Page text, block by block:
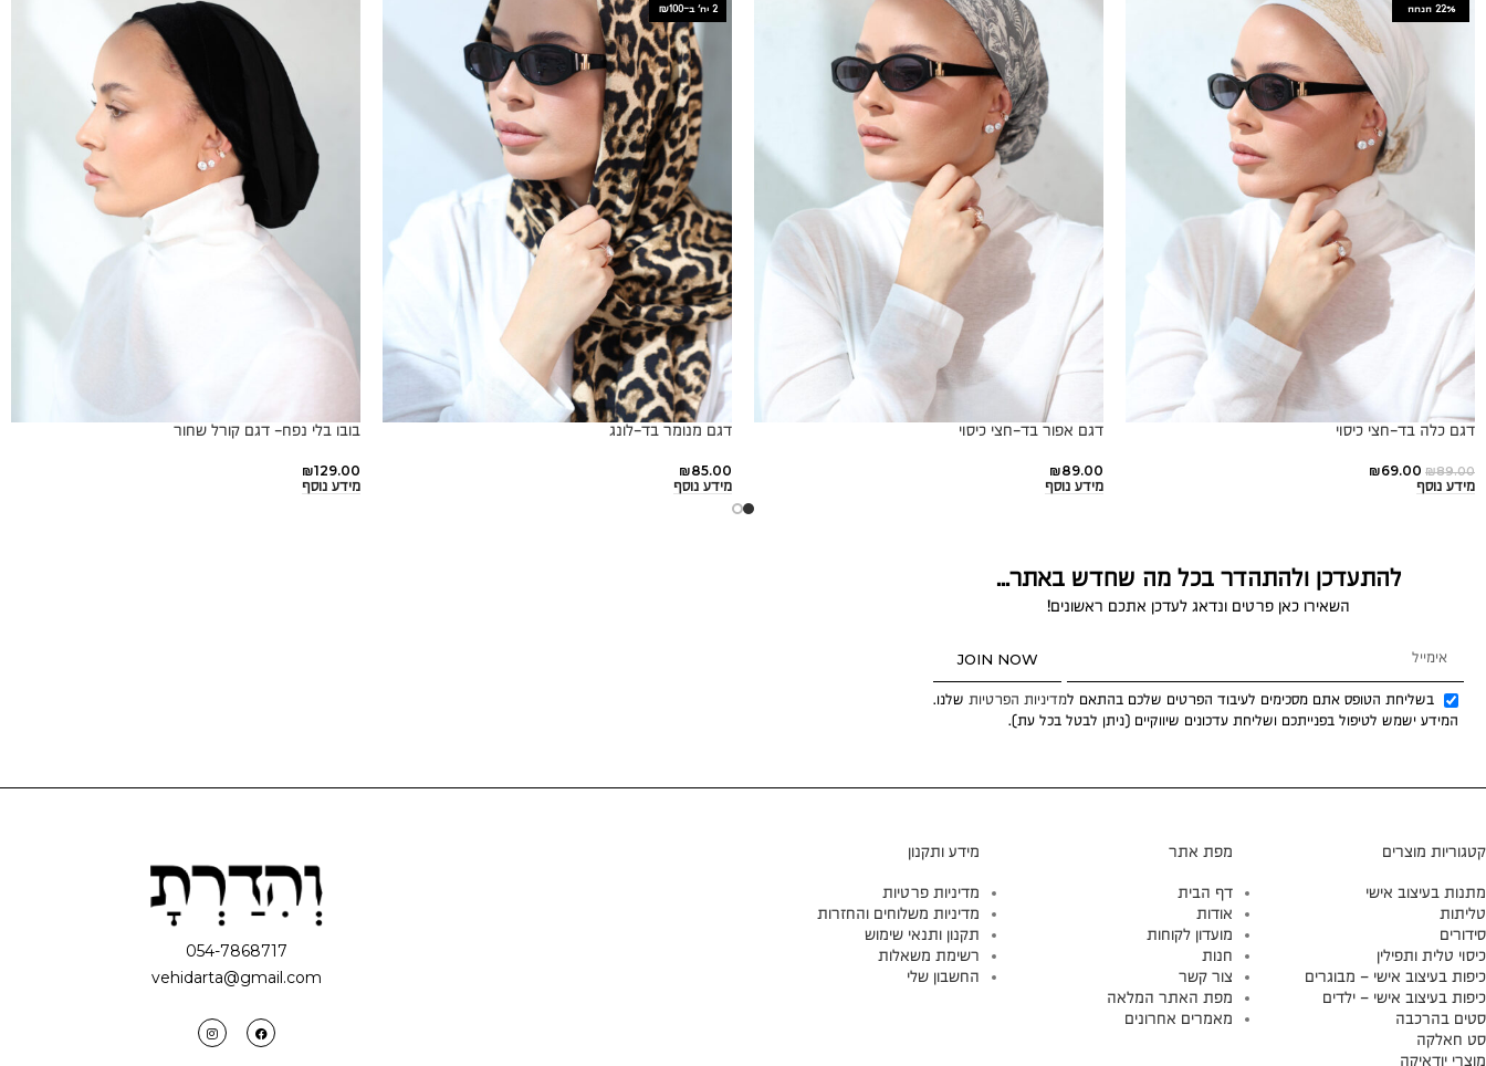
22% הנחה
דגם כלה בד-חצי כיסוי
₪89.00
₪69.00
מידע נוסף
דגם אפור בד-חצי כיסוי
₪89.00
מידע נוסף
2 יח׳ ב-₪100
דגם מנומר בד-לונג
₪85.00
מידע נוסף
בובו בלי נפח- דגם קורל שחור
₪129.00
מידע נוסף
להתעדכן ולהתהדר בכל מה שחדש באתר...
השאירו כאן פרטים ונדאג לעדכן אתכם ראשונים!
בשליחת הטופס אתם מסכימים לעיבוד הפרטים שלכם בהתאם למדיניות הפרטיות שלנו.
המידע ישמש לטיפול בפנייתכם ושליחת עדכונים שיווקיים (ניתן לבטל בכל עת).
JOIN NOW
קטגוריות מוצרים
מתנות בעיצוב אישי
טליתות
סידורים
כיסוי טלית ותפילין
כיפות בעיצוב אישי – מבוגרים
כיפות בעיצוב אישי – ילדים
סטים בהרכבה
סט חאלקה
מוצרי יודאיקה
מפת אתר
דף הבית
אודות
מועדון לקוחות
חנות
צור קשר
מפת האתר המלאה
מאמרים אחרונים
מידע ותקנון
מדיניות פרטיות
מדיניות משלוחים והחזרות
תקנון ותנאי שימוש
רשימת משאלות
החשבון שלי
054-7868717
vehidarta@gmail.com